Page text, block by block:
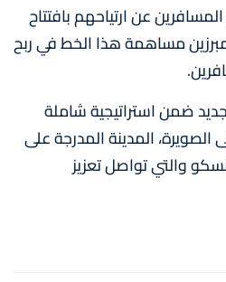
عن ارتياحهم بافتتاح
مبرزين مساهمة هذا الخط في ربح
ضمن استراتيجية شاملة
المدينة المدرجة على
والتي تواصل تعزيز